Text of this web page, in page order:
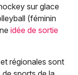
sur glace
(féminin
idée de sortie
régionales sont